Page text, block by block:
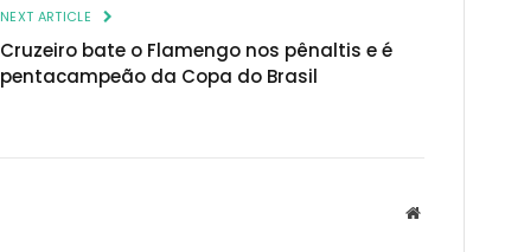
NEXT ARTICLE
Cruzeiro bate o Flamengo nos pênaltis e é
pentacampeão da Copa do Brasil
Website